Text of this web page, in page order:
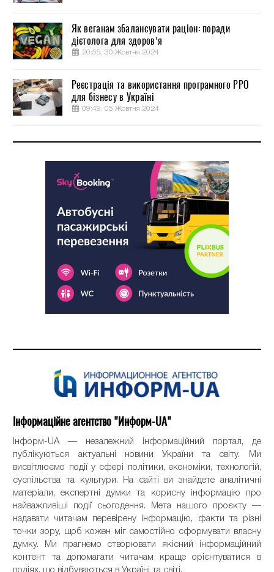
Як веганам збалансувати раціон: поради
дієтолога для здоров’я
20:55, 30 Жовтня 2024
Реєстрація та використання програмного РРО
для бізнесу в Україні
09:49, 05 Жовтня 2024
Інформаційне агентство "Информ-UA"
Інформ-UA — незалежний інформаційний портал, де
публікуються актуальні новини України та світу. Ми
висвітлюємо події у сфері політики, економіки, технологій,
суспільства та культури. На сайті ви знайдете аналітичні
матеріали, експертні думки та корисну інформацію про
найважливіші події сьогодення. Мета нашого проєкту —
надавати читачам перевірену інформацію, факти та різні
точки зору, щоб кожен міг самостійно сформувати власну
думку. Ми прагнемо створювати якісний інформаційний
контент та допомагати читачам краще орієнтуватися в